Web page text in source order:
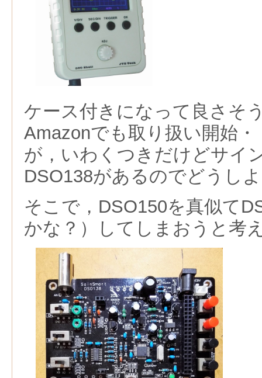
ケース付きになって良さそ
Amazonでも取り扱い開始
が，いわくつきだけどサイ
DSO138があるのでどうし
そこで，DSO150を真似て
かな？）してしまおうと考